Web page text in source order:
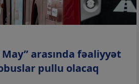
May” arasında fəaliyyət
pullu olacaq